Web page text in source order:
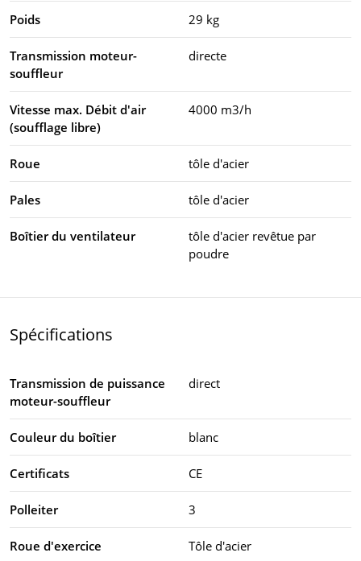
Poids 29 kg
Transmission moteur-
souffleur
directe
Vitesse max. Débit d'air
(soufflage libre)
4000 m3/h
Roue tôle d'acier
Pales tôle d'acier
Boîtier du ventilateur
tôle d'acier revêtue par
poudre
Spécifications
Transmission de puissance
moteur-souffleur
direct
Couleur du boîtier blanc
Certificats CE
Polleiter 3
Roue d'exercice Tôle d'acier